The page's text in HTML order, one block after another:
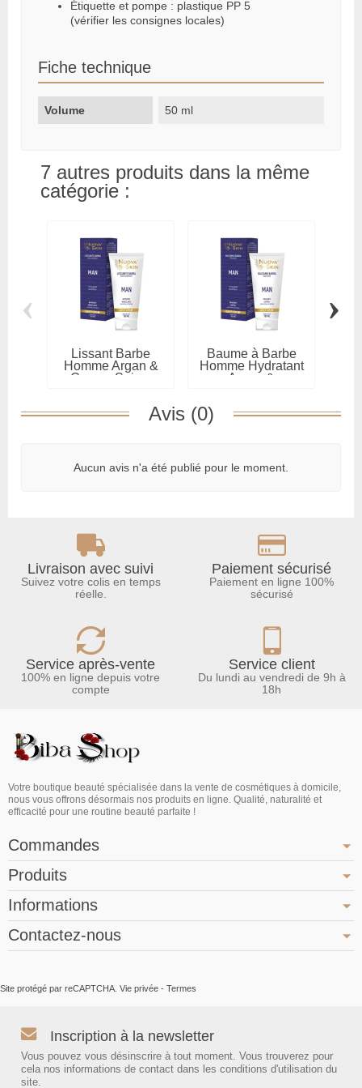
Étiquette et pompe : plastique PP 5
(vérifier les consignes locales)
Fiche technique
Volume 50 ml
7 autres produits dans la même
catégorie :
Lissant Barbe
Homme Argan &
Coco – Soin...
Baume à Barbe
Homme Hydratant
– Argan &...
‹ ›
Avis (0)
Aucun avis n'a été publié pour le moment.
Livraison avec suivi
Suivez votre colis en temps
réelle.
Paiement sécurisé
Paiement en ligne 100%
sécurisé
Service après-vente
100% en ligne depuis votre
compte
Service client
Du lundi au vendredi de 9h à
18h
Votre boutique beauté spécialisée dans la vente de cosmétiques à domicile,
nous vous offrons désormais nos produits en ligne. Qualité, naturalité et
efficacité pour une routine beauté parfaite !
Commandes
Produits
Informations
Contactez-nous
Site protégé par reCAPTCHA. Vie privée - Termes
Inscription à la newsletter
Vous pouvez vous désinscrire à tout moment. Vous trouverez pour
cela nos informations de contact dans les conditions d'utilisation du
site.